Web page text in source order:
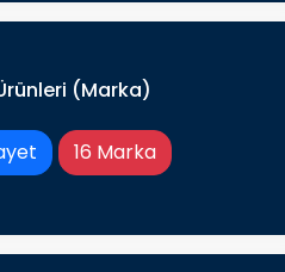
(Marka)
16 Marka